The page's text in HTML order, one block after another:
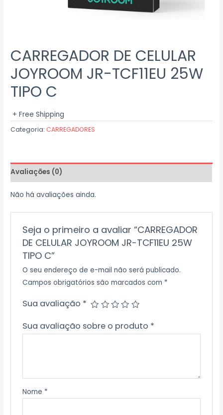
CARREGADOR DE CELULAR
JOYROOM JR-TCF11EU 25W
TIPO C
+ Free Shipping
Categoria: CARREGADORES
Avaliações (0)
Não há avaliações ainda.
Seja o primeiro a avaliar “CARREGADOR
DE CELULAR JOYROOM JR-TCF11EU 25W
TIPO C”
O seu endereço de e-mail não será publicado.
Campos obrigatórios são marcados com *
Sua avaliação *
Sua avaliação sobre o produto *
Nome *